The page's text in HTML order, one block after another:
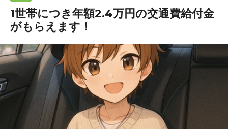
1世帯につき年額2.4万円の交通費給付金
がもらえます！